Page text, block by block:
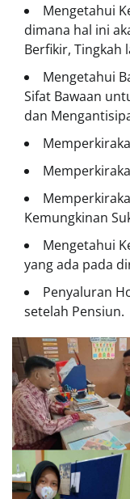
Mengetahui
dimana hal ini
Berfikir, Tingkah
Mengetahui
Sifat Bawaan
dan
Kemungkinan
Mengetahui
yang ada pada
Penyaluran
setelah Pensiun.